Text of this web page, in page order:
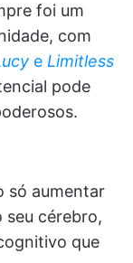
foi um
com
e Limitless
pode
só aumentar
seu cérebro,
que